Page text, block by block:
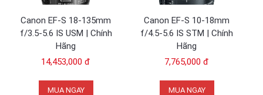
Canon EF-S 18-135mm
f/3.5-5.6 IS USM | Chính
Hãng
14,453,000 đ
MUA NGAY
Canon EF-S 10-18mm
f/4.5-5.6 IS STM | Chính
Hãng
7,765,000 đ
MUA NGAY